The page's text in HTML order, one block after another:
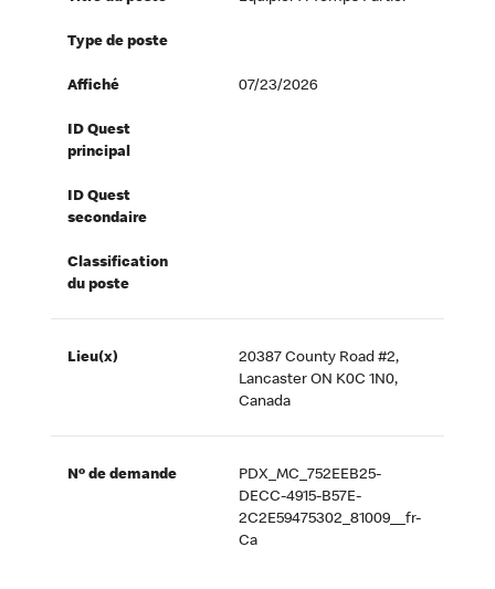
Type de poste
Affiché 07/23/2026
ID Quest
principal
ID Quest
secondaire
Classification
du poste
Lieu(x)
20387 County Road #2,
Lancaster ON K0C 1N0,
Canada
Nº de demande
PDX_MC_752EEB25-
DECC-4915-B57E-
2C2E59475302_81009__fr-
Ca